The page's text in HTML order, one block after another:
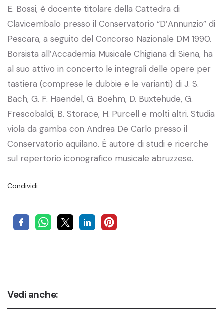
E. Bossi, è docente titolare della Cattedra di
Clavicembalo presso il Conservatorio “D’Annunzio” di
Pescara, a seguito del Concorso Nazionale DM 1990.
Borsista all’Accademia Musicale Chigiana di Siena, ha
al suo attivo in concerto le integrali delle opere per
tastiera (comprese le dubbie e le varianti) di J. S.
Bach, G. F. Haendel, G. Boehm, D. Buxtehude, G.
Frescobaldi, B. Storace, H. Purcell e molti altri. Studia
viola da gamba con Andrea De Carlo presso il
Conservatorio aquilano. È autore di studi e ricerche
sul repertorio iconografico musicale abruzzese.
Condividi…
Vedi anche: